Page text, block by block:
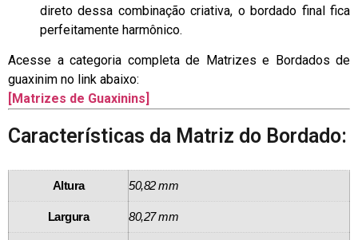
direto dessa combinação criativa, o bordado final fica
perfeitamente harmônico.
Acesse a categoria completa de Matrizes e Bordados de
guaxinim no link abaixo:
[Matrizes de Guaxinins]
Características da Matriz do Bordado:
Altura 50,82 mm
Largura 80,27 mm